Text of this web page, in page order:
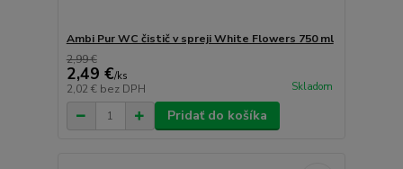
Ambi Pur WC čistič v spreji White Flowers 750 ml
2,99 €
2,49 €/ks
2,02 € bez DPH Skladom
Pridať do košíka